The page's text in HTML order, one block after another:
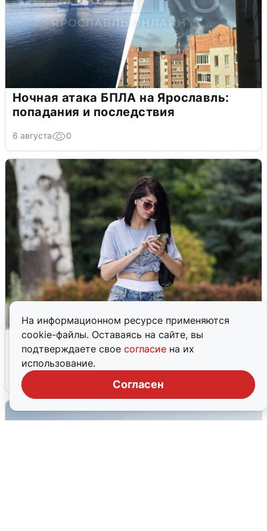
На информационном ресурсе применяются
cookie-файлы. Оставаясь на сайте, вы
подтверждаете свое согласие на их
использование.
Согласен
Ночная атака БПЛА на Ярославль:
попадания и последствия
6 августа 0
Волгоградцы остались без
мобильного интернета
6 августа